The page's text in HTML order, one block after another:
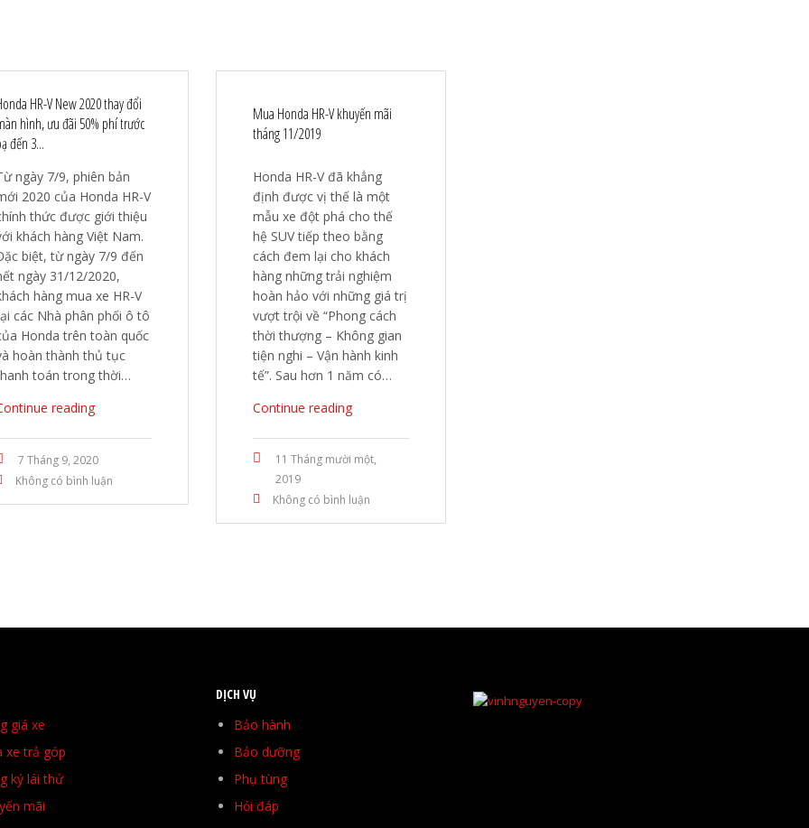
HR-V New 2020 thay đổi
hình, ưu đãi 50% phí trước
đến 3...
ngày 7/9, phiên bản
2020 của Honda HR-V
thức được giới thiệu
khách hàng Việt Nam.
biệt, từ ngày 7/9 đến
ngày 31/12/2020,
hàng mua xe HR-V
các Nhà phân phối ô tô
Honda trên toàn quốc
hoàn thành thủ tục
toán trong thời…
reading
7 Tháng 9, 2020
Không có bình luận
Mua Honda HR-V khuyến mãi
tháng 11/2019
Honda HR-V đã khẳng
định được vị thế là một
mẫu xe đột phá cho thế
hệ SUV tiếp theo bằng
cách đem lại cho khách
hàng những trải nghiệm
hoàn hảo với những giá trị
vượt trội về “Phong cách
thời thượng – Không gian
tiện nghi – Vận hành kinh
tế”. Sau hơn 1 năm có…
Continue reading
11 Tháng mười một,
2019
Không có bình luận
giá xe
xe trả góp
ký lái thử
mãi
DỊCH VỤ
Bảo hành
Bảo dưỡng
Phụ tùng
Hỏi đáp